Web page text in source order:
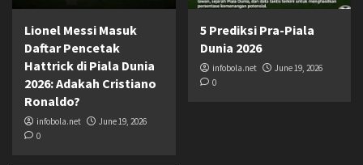
Lionel Messi Masuk
Daftar Pencetak
Hattrick di Piala Dunia
2026: Adakah Cristiano
Ronaldo?
infobola.net
June 19, 2026
0
5 Prediksi Pra-Piala
Dunia 2026
infobola.net
June 19, 2026
0